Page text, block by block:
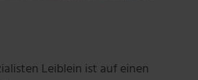
Leiblein ist auf einen